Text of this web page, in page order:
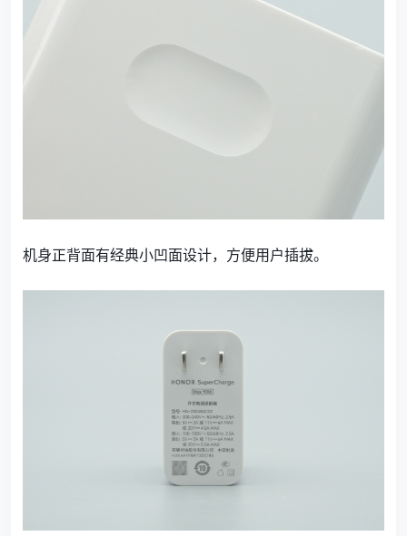
机身正背面有经典小凹面设计，方便用户插拔。